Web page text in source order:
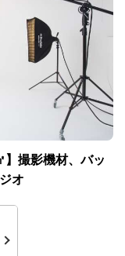
撮影機材、バッ
オ